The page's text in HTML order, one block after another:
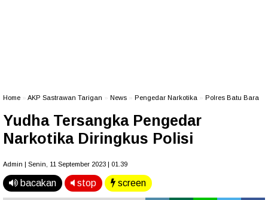
Home AKP Sastrawan Tarigan News Pengedar Narkotika Polres Batu Bara
Yudha Tersangka Pengedar
Narkotika Diringkus Polisi
Admin | Senin, 11 September 2023 | 01.39
bacakan stop screen